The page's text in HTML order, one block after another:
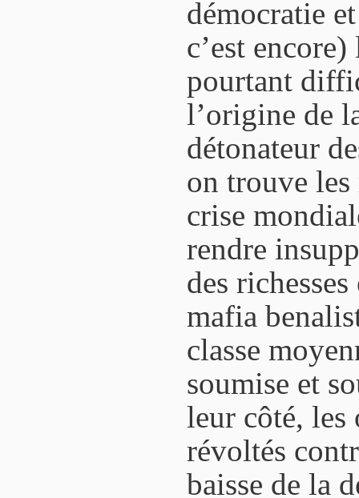
démocratie
c’est
pourtant
l’origine de
détonateur
on trouve les
crise
rendre
des
mafia
classe
soumise et
leur côté, les
révoltés
baisse de la